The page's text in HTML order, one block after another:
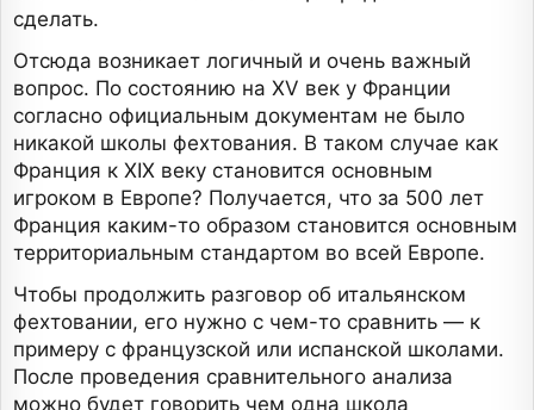
сделать.
Отсюда возникает логичный и очень важный
вопрос. По состоянию на XV век у Франции
согласно официальным документам не было
никакой школы фехтования. В таком случае как
Франция к XIX веку становится основным
игроком в Европе? Получается, что за 500 лет
Франция каким-то образом становится основным
территориальным стандартом во всей Европе.
Чтобы продолжить разговор об итальянском
фехтовании, его нужно с чем-то сравнить — к
примеру с французской или испанской школами.
После проведения сравнительного анализа
можно будет говорить чем одна школа